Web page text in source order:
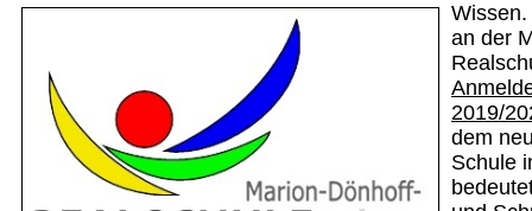
an der
2019/
dem
Schule